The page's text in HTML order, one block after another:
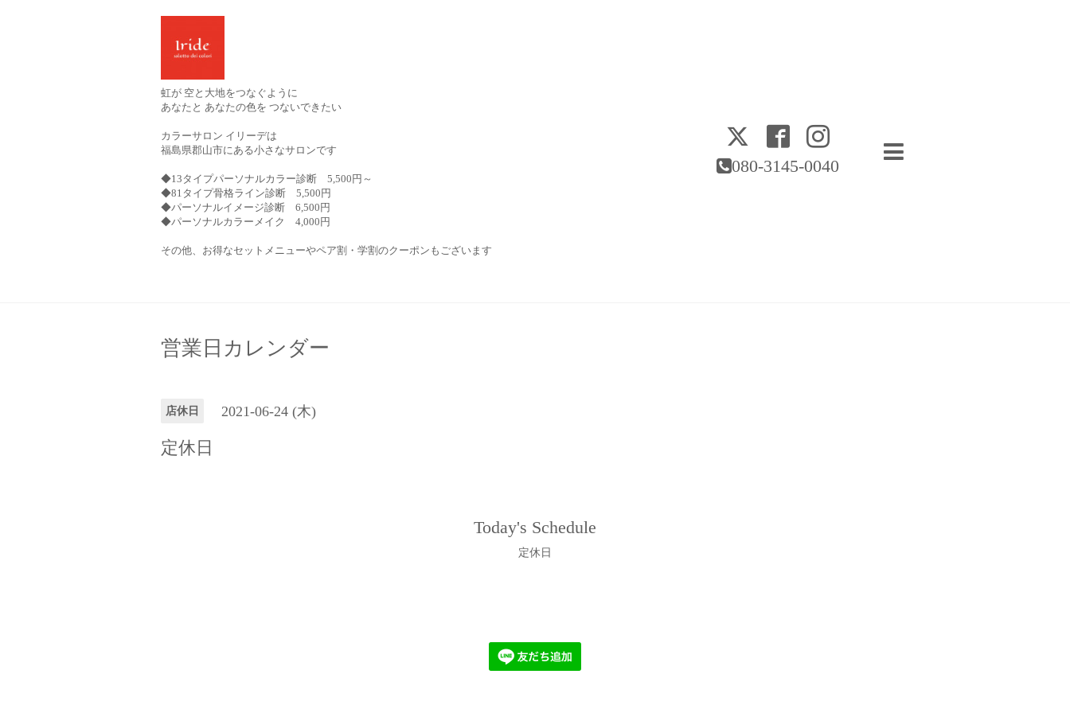
080-3145-0040
虹が 空と大地をつなぐように
あなたと あなたの色を つないできたい
カラーサロン イリーデは
福島県郡山市にある小さなサロンです
◆13タイプパーソナルカラー診断 5,500円～
◆81タイプ骨格ライン診断 5,500円
◆パーソナルイメージ診断 6,500円
◆パーソナルカラーメイク 4,000円
その他、お得なセットメニューやペア割・学割のクーポンもございます
営業日カレンダー
店休日 2021-06-24 (木)
定休日
Today's Schedule
定休日